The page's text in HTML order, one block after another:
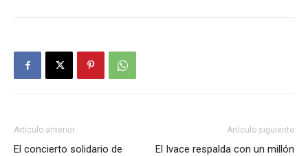
Artículo anterior
El concierto solidario de
Artículo siguiente
El Ivace respalda con un millón